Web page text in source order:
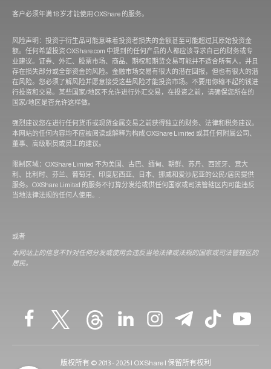
客户必须年满 18 岁才能使用 OXShare 的服务。
风险声明：投资于衍生品可能意味着投资者损失的金额甚至可能超过其原始投资金
额。任何希望投资 OXShare.com 中提到的任何产品的人都应该寻求自己的财务或专
业建议。证券、外汇、股票市场、商品、期权和期货交易可能并不适合所有人，并且
存在损失部分或全部资金的风险。金融市场交易有很大的潜在回报，但也有很大的潜
在风险。您必须了解风险并愿意接受这些风险才能投资市场。不要用你输不起的钱进
行投资和交易。某些国家/地区不允许进行外汇交易，在投资之前，请确保您所在的
国家/地区是否允许这样做。
强烈建议您在进行任何货币或现货金属交易之前获得独立的财务、法律和税务建议。
本网站的任何内容均不应被阅读或解释为构成 OXShare Limited 或其任何附属公司、
董事、高级职员或员工的建议。
限制区域：OXShare Limited 不为美国、古巴、缅甸、朝鲜、苏丹、西班牙、意大
利、比利时、芬兰、葡萄牙、印度尼西亚、日本、挪威和爱沙尼亚的公民/居民提供
服务。OXShare Limited 的服务不打算分发给或供任何国家或司法管辖区内可能违反
当地法律法规的任何人使用。.
或者
本网站上的信息不针对任何分发或使用会违反当地法律或法规的国家或司法管辖区的
居民。
版权所有 © 2013 - 2025 | OXShare | 保留所有权利